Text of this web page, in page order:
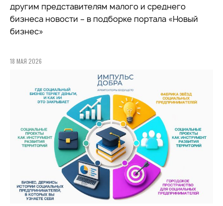
другим представителям малого и среднего
бизнеса новости – в подборке портала «Новый
бизнес»
18 МАЯ 2026